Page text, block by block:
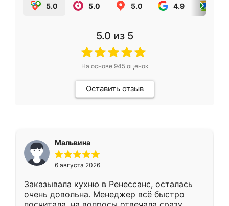
5.0 5.0 5.0 4.9
5.0 из 5
На основе 945оценок
Оставить отзыв
Мальвина
6 августа 2026
Заказывала кухню в Ренессанс, осталась
очень довольна. Менеджер всё быстро